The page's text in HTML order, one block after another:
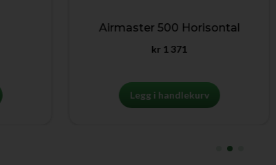
Airmaster 500 Horisontal
1 371
Legg i handlekurv